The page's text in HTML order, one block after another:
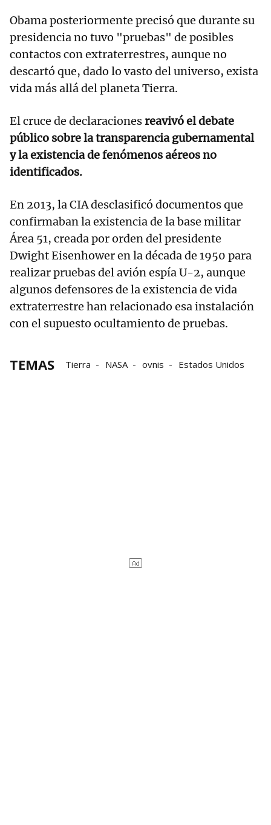
Obama posteriormente precisó que durante su
presidencia no tuvo "pruebas" de posibles
contactos con extraterrestres, aunque no
descartó que, dado lo vasto del universo, exista
vida más allá del planeta Tierra.
El cruce de declaracionesreavivó el debate
público sobre la transparencia gubernamental
y la existencia de fenómenos aéreos no
identificados.
En 2013, la CIA desclasificó documentos que
confirmaban la existencia de la base militar
Área 51, creada por orden del presidente
Dwight Eisenhower en la década de 1950 para
realizar pruebas del avión espía U-2, aunque
algunos defensores de la existencia de vida
extraterrestre han relacionado esa instalación
con el supuesto ocultamiento de pruebas.
TEMAS Tierra NASA ovnis Estados Unidos